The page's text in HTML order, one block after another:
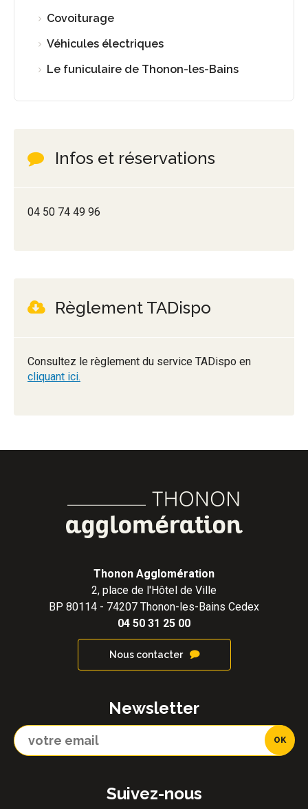
Covoiturage
Véhicules électriques
Le funiculaire de Thonon-les-Bains
Infos et réservations
04 50 74 49 96
Règlement TADispo
Consultez le règlement du service TADispo en
cliquant ici.
Thonon Agglomération
2, place de l'Hôtel de Ville
BP 80114 - 74207 Thonon-les-Bains Cedex
04 50 31 25 00
Nous contacter
Newsletter
Suivez-nous